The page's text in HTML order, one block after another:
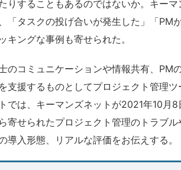
りすることもあるのではないか。キーマ
「タスクの投げ合いが発生した」「PMが
キングな事例も寄せられた。
のコミュニケーションや情報共有、PM
支援するものとしてプロジェクト管理ツ
では、キーマンズネットが2021年10月
寄せられたプロジェクト管理のトラブ
導入形態、リアルな評価をお伝えする。